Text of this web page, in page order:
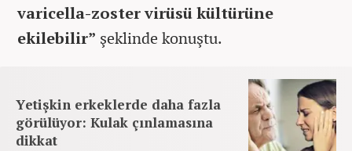
varicella-zoster virüsü kültürüne
ekilebilir” şeklinde konuştu.
Yetişkin erkeklerde daha fazla
görülüyor: Kulak çınlamasına
dikkat